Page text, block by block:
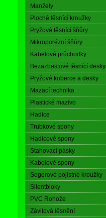
Manžety
Ploché těsnící kroužky
Pryžové těsnící šňůry
Mikroporézní šňůry
Kabelové průchodky
Bezazbestové těsnící desky
Pryžové koberce a desky
Mazací technika
Plastické mazivo
Hadice
Trubkové spony
Hadicové spony
Stahovací pásky
Kabelové spony
Segerové pojistné kroužky
Silentbloky
PVC Rohože
Závitová těsnění